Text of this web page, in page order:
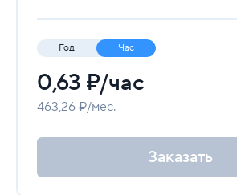
Год Час
0,63 ₽/час
463,26 ₽/мес.
Заказать